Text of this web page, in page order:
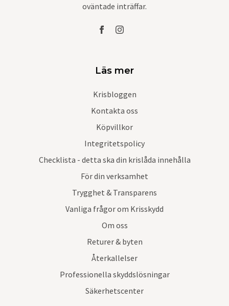
oväntade inträffar.
Läs mer
Krisbloggen
Kontakta oss
Köpvillkor
Integritetspolicy
Checklista - detta ska din krislåda innehålla
För din verksamhet
Trygghet & Transparens
Vanliga frågor om Krisskydd
Om oss
Returer & byten
Återkallelser
Professionella skyddslösningar
Säkerhetscenter